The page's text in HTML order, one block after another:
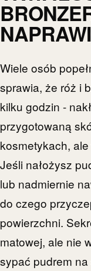
Wiele osób
sprawia, że róż i
kilku godzin -
przygotowaną
kosmetykach,
Jeśli nałożysz
lub nadmiernie
do czego
powierzchni.
matowej, ale nie
sypać pudrem